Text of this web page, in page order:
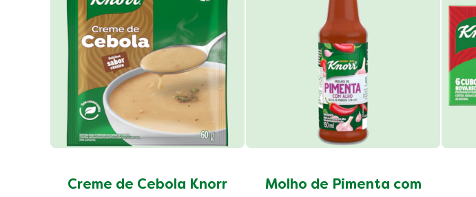
Creme de Cebola Knorr
Molho de Pimenta com